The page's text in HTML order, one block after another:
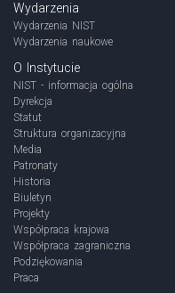
Wydarzenia
Wydarzenia NIST
Wydarzenia naukowe
O Instytucie
NIST - informacja ogólna
Dyrekcja
Statut
Struktura organizacyjna
Media
Patronaty
Historia
Biuletyn
Projekty
Współpraca krajowa
Współpraca zagraniczna
Podziękowania
Praca